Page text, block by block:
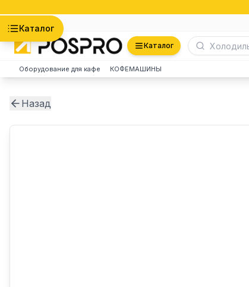
Каталог
Каталог
Оборудование для кафе КОФЕМАШИНЫ
Назад